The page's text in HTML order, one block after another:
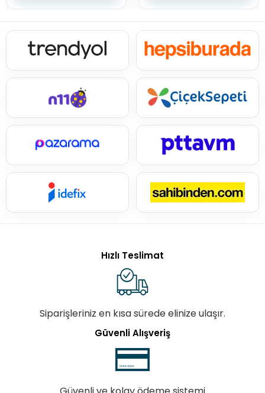
Hızlı Teslimat
Siparişleriniz en kısa sürede elinize ulaşır.
Güvenli Alışveriş